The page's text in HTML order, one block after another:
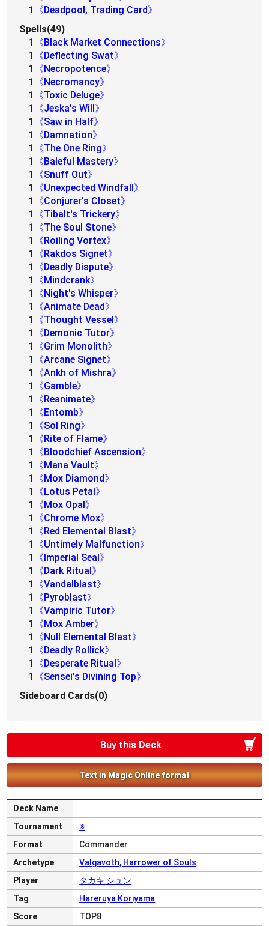
1
《Deadpool, Trading Card》
Spells(49)
1
《Black Market Connections》
1
《Deflecting Swat》
1
《Necropotence》
1
《Necromancy》
1
《Toxic Deluge》
1
《Jeska's Will》
1
《Saw in Half》
1
《Damnation》
1
《The One Ring》
1
《Baleful Mastery》
1
《Snuff Out》
1
《Unexpected Windfall》
1
《Conjurer's Closet》
1
《Tibalt's Trickery》
1
《The Soul Stone》
1
《Roiling Vortex》
1
《Rakdos Signet》
1
《Deadly Dispute》
1
《Mindcrank》
1
《Night's Whisper》
1
《Animate Dead》
1
《Thought Vessel》
1
《Demonic Tutor》
1
《Grim Monolith》
1
《Arcane Signet》
1
《Ankh of Mishra》
1
《Gamble》
1
《Reanimate》
1
《Entomb》
1
《Sol Ring》
1
《Rite of Flame》
1
《Bloodchief Ascension》
1
《Mana Vault》
1
《Mox Diamond》
1
《Lotus Petal》
1
《Mox Opal》
1
《Chrome Mox》
1
《Red Elemental Blast》
1
《Untimely Malfunction》
1
《Imperial Seal》
1
《Dark Ritual》
1
《Vandalblast》
1
《Pyroblast》
1
《Vampiric Tutor》
1
《Mox Amber》
1
《Null Elemental Blast》
1
《Deadly Rollick》
1
《Desperate Ritual》
1
《Sensei's Divining Top》
Sideboard Cards(0)
Buy this Deck
Text in Magic Online format
Deck Name
Tournament
※
Format
Commander
Archetype
Valgavoth, Harrower of Souls
Player
タカキ シュン
Tag
Hareruya Koriyama
Score
TOP8